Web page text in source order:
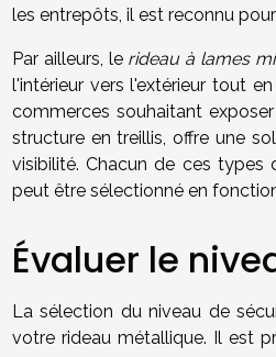
les entrepôts, il est reconnu
Par ailleurs, le rideau à lames
l'intérieur vers l'extérieur tout
commerces souhaitant
structure en treillis, offre une
visibilité. Chacun de ces types
peut être sélectionné en
Évaluer le
La sélection du niveau de
votre rideau métallique. Il est